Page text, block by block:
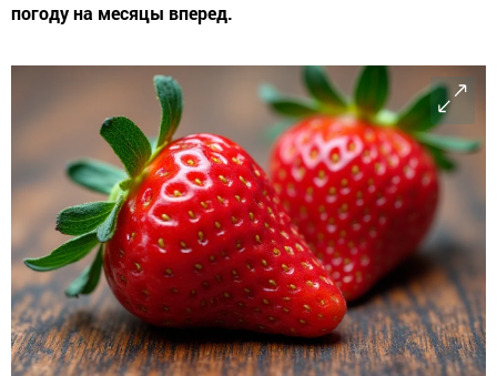
погоду на месяцы вперед.